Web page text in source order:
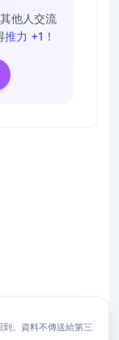
他人交流
推力 +1 ！
。資料不傳送給第三